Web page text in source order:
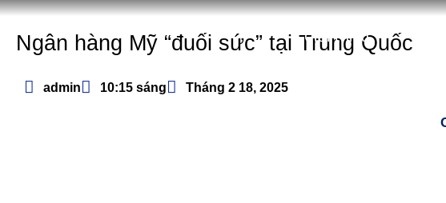
Giới thiệu
Ngân hàng Mỹ “đuối sức” tại Trung Quốc
admin 10:15 sáng Tháng 2 18, 2025